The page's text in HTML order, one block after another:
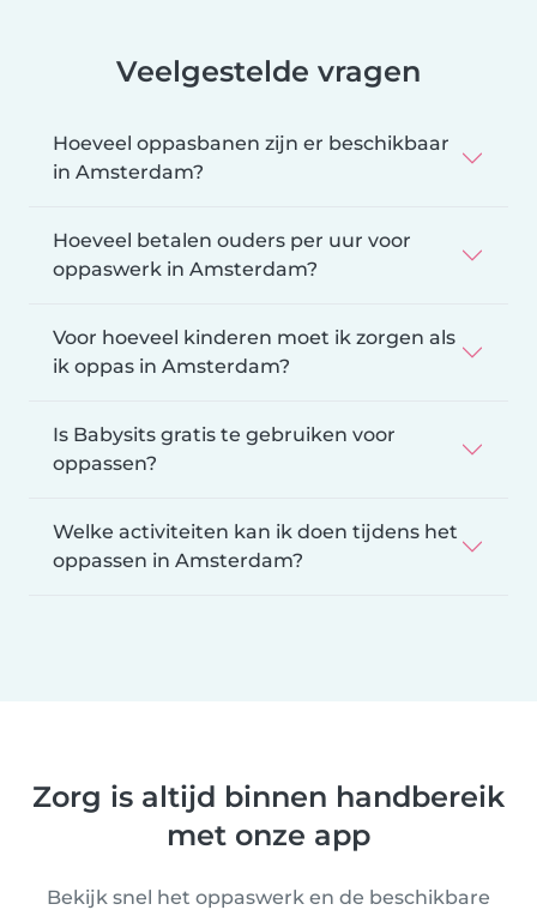
Veelgestelde vragen
Hoeveel oppasbanen zijn er beschikbaar
in Amsterdam?
Hoeveel betalen ouders per uur voor
oppaswerk in Amsterdam?
Voor hoeveel kinderen moet ik zorgen als
ik oppas in Amsterdam?
Is Babysits gratis te gebruiken voor
oppassen?
Welke activiteiten kan ik doen tijdens het
oppassen in Amsterdam?
Zorg is altijd binnen handbereik
met onze app
Bekijk snel het oppaswerk en de beschikbare